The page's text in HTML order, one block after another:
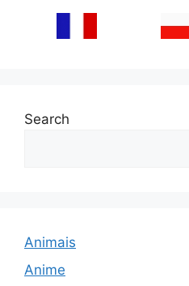
Search
Animais
Anime